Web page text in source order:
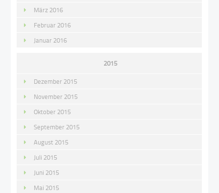
März 2016
Februar 2016
Januar 2016
2015
Dezember 2015
November 2015
Oktober 2015
September 2015
August 2015
Juli 2015
Juni 2015
Mai 2015